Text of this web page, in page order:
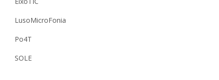
LusoMicroFonia
Po4T
SOLE